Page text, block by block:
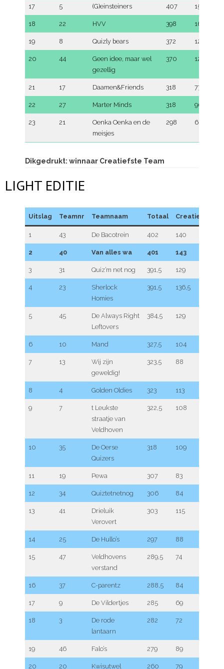
17 5 (G)einsteiners 407 158
18 22 HVV 398 163
19 8 Quizly bears 372 125
20 44
Geen idee, maar wel
gezellig
370 125
21 17 Daamen&Friends 318 77
22 27 Marter Minds 318 96
23 21
Oenka Oenka en de
meisjes
298 61
Dikgedrukt: winnaar Creatiefste Team
LIGHT EDITIE
Uitslag Teamnr Teamnaam Totaal Creatief
1 43 De Bacotrein 402 140
2 40 Van alles wa 401 143
3 31 Quiz’m net nog 391,5 129
4 23
Sherlock
Homies
391,5 136,5
5 45
De Always Right
Leftovers
384,5 129
6 10 Mand 327,5 104
7 13
Wij zijn
geweldig!
323,5 88
8 4 Golden Oldies 323 113
9 7
t Leukste
straatje van
Veldhoven
322,5 108
10 35
De Oerse
Quizers
318 109
11 19 Pewa 307 83
12 34 Quiztetnetnog 306 84
13 41
Drieluik
Verovert
303 115
14 25 De Hullo’s 297 88
15 47
Veldhovens
verstand
289,5 74
16 37 C-parentz 288,5 84
17 9 De Vildertjes 285 69
18 3
De rode
lantaarn
282 72
19 46 Falo’s 279 89
20 20 Kwisutwel 260 79